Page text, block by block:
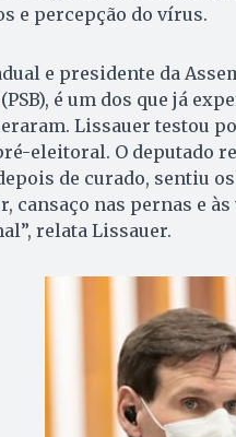
e percepção do vírus.
e presidente da
é um dos que já
Lissauer testou
eleitoral. O deputado
de curado, sentiu
cansaço nas pernas e
relata Lissauer.